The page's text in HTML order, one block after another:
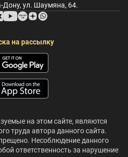
Дону, ул. Шаумяна, 64.
на рассылку
на этом сайте, являются
труда автора данного сайта.
Несоблюдение данного
ответственность за нарушение